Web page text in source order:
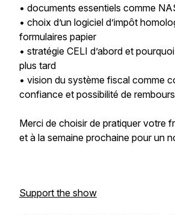
• documents essentiels comme
• choix d’un logiciel d’impôt
formulaires papier
• stratégie CELI d’abord et
plus tard
• vision du système fiscal comme
confiance et possibilité de
Merci de choisir de pratiquer votre
et à la semaine prochaine pour un
Support the show